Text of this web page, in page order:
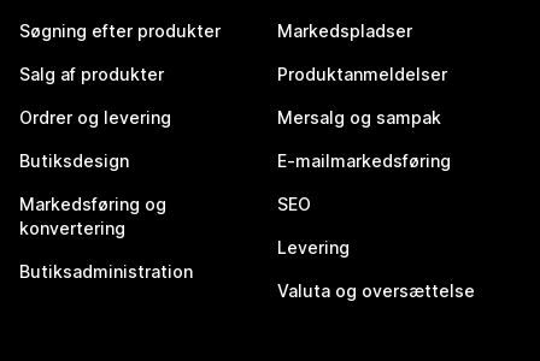
Søgning efter produkter
Salg af produkter
Ordrer og levering
Butiksdesign
Markedsføring og
konvertering
Butiksadministration
Markedspladser
Produktanmeldelser
Mersalg og sampak
E-mailmarkedsføring
SEO
Levering
Valuta og oversættelse